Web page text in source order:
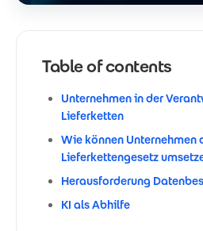
Table of contents
Unternehmen in der
Lieferketten
Wie können Unternehmen
Lieferkettengesetz
Herausforderung
KI als Abhilfe